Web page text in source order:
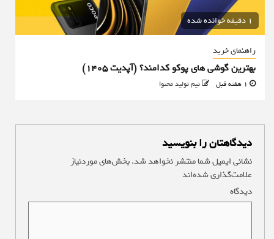
1 دقیقه خوانده شده
راهنمای خرید
بهترین گوشی های پوکو کدامند؟ (آپدیت ۱۴۰۵)
تیم تولید محتوا
دیدگاهتان را بنویسید
نشانی ایمیل شما منتشر نخواهد شد.بخش‌های موردنیاز
علامت‌گذاری شده‌اند
دیدگاه